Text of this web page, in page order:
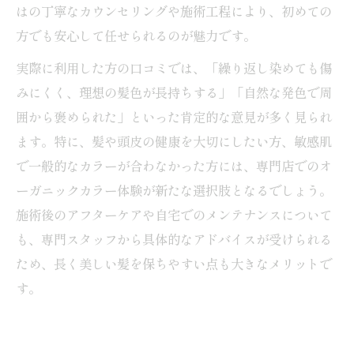
はの丁寧なカウンセリングや施術工程により、初めての
方でも安心して任せられるのが魅力です。
実際に利用した方の口コミでは、「繰り返し染めても傷
みにくく、理想の髪色が長持ちする」「自然な発色で周
囲から褒められた」といった肯定的な意見が多く見られ
ます。特に、髪や頭皮の健康を大切にしたい方、敏感肌
で一般的なカラーが合わなかった方には、専門店でのオ
ーガニックカラー体験が新たな選択肢となるでしょう。
施術後のアフターケアや自宅でのメンテナンスについて
も、専門スタッフから具体的なアドバイスが受けられる
ため、長く美しい髪を保ちやすい点も大きなメリットで
す。